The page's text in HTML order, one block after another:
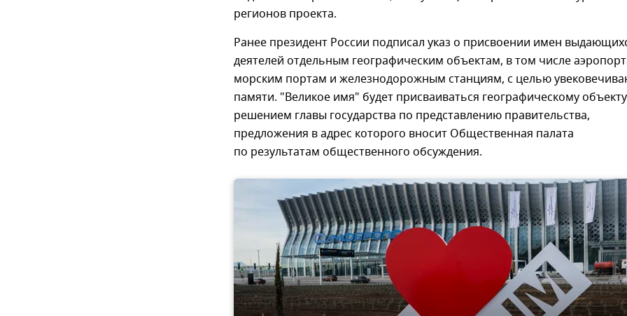
регионов проекта.
Ранее президент России подписал указ о присвоении имен
деятелей отдельным географическим объектам, в том числе
морским портам и железнодорожным станциям, с целью
памяти. "Великое имя" будет присваиваться географическому объекту
решением главы государства по представлению правительства,
предложения в адрес которого вносит Общественная палата
по результатам общественного обсуждения.